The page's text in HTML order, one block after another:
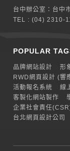
台中辦公室： 台中
TEL :(04) 2310-
POPULAR
品牌網站設計 形
RWD網頁設計 (響
活動報名系統
線
客製化網站製作
企業社會責任
台北網頁設計公司